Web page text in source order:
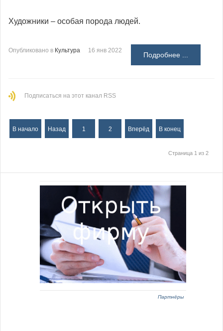
Художники – особая порода людей.
Опубликовано в Культура 16 янв 2022
Подробнее ...
Подписаться на этот канал RSS
В начало Назад 1 2 Вперёд В конец
Страница 1 из 2
Партнёры